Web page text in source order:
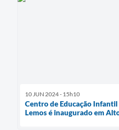
10 JUN 2024 - 15h10
Centro de Educação Infantil
Lemos é inaugurado em